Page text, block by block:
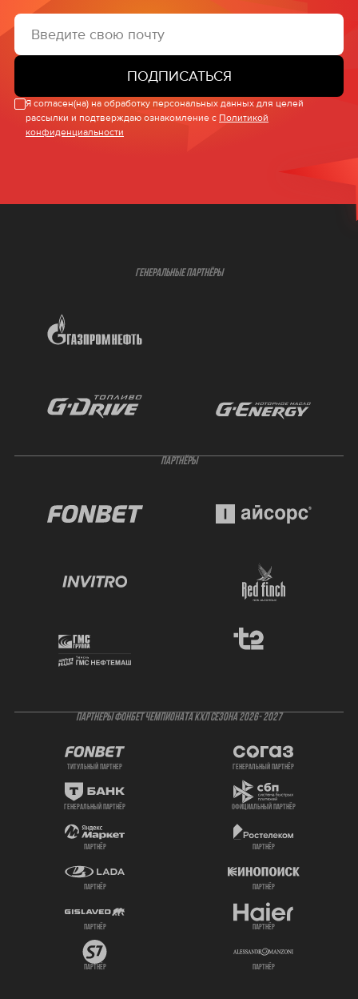
ПОДПИСАТЬСЯ
Я согласен(на) на обработку персональных данных для целей
рассылки и подтверждаю ознакомление с Политикой
конфиденциальности
ГЕНЕРАЛЬНЫЕ ПАРТНЁРЫ
ПАРТНЁРЫ
ПАРТНЕРЫ ФОНБЕТ ЧЕМПИОНАТА КХЛ СЕЗОНА 2026- 2027
титульный партнер генеральный партнёр
генеральный партнёр официальный партнёр
партнёр партнёр
партнёр партнёр
партнёр партнёр
партнёр партнёр